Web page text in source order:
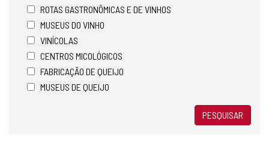
ROTAS GASTRONÔMICAS E DE VINHOS
MUSEUS DO VINHO
VINÍCOLAS
CENTROS MICOLÓGICOS
FABRICAÇÃO DE QUEIJO
MUSEUS DE QUEIJO
PESQUISAR